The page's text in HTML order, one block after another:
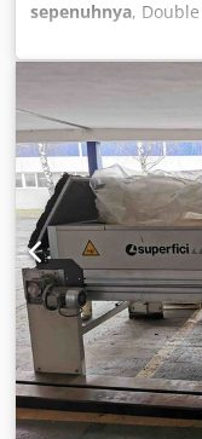
sepenuhnya,
drilling machine,
1+1 saws 1+1
Io Ah Tsha